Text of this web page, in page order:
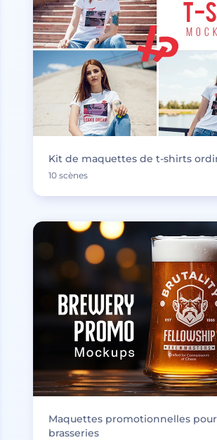
Kit de maquettes de t-shirts
10 scènes
Maquettes promotionnelles
brasseries